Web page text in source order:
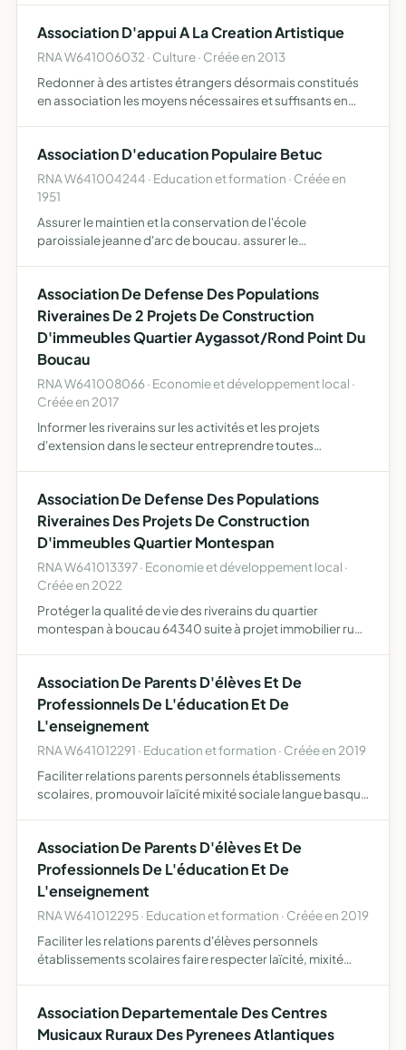
Association D'appui A La Creation Artistique
RNA W641006032 · Culture · Créée en 2013
Redonner à des artistes étrangers désormais constitués
en association les moyens nécessaires et suffisants en
Association D'education Populaire Betuc
RNA W641004244 · Education et formation · Créée en
1951
Assurer le maintien et la conservation de l'école
paroissiale jeanne d'arc de boucau. assurer le
sociale sanitaire cultue…
Association De Defense Des Populations
Riveraines De 2 Projets De Construction
D'immeubles Quartier Aygassot/Rond Point Du
Boucau
RNA W641008066 · Economie et développement local ·
Créée en 2017
Informer les riverains sur les activités et les projets
d'extension dans le secteur entreprendre toutes
e…
Association De Defense Des Populations
Riveraines Des Projets De Construction
D'immeubles Quartier Montespan
RNA W641013397 · Economie et développement local ·
Créée en 2022
Protéger la qualité de vie des riverains du quartier
montespan à boucau 64340 suite à projet immobilier rue
Association De Parents D'élèves Et De
Professionnels De L'éducation Et De
L'enseignement
RNA W641012291 · Education et formation · Créée en 2019
Faciliter relations parents personnels établissements
scolaires, promouvoir laïcité mixité sociale langue basque
commu…
Association De Parents D'élèves Et De
Professionnels De L'éducation Et De
L'enseignement
RNA W641012295 · Education et formation · Créée en 2019
Faciliter les relations parents d'élèves personnels
établissements scolaires faire respecter laïcité, mixité
auprès de…
Association Departementale Des Centres
Musicaux Ruraux Des Pyrenees Atlantiques